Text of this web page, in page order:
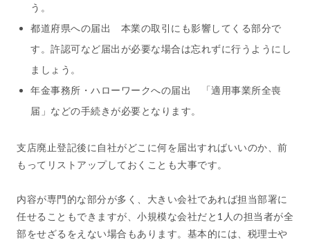
う。
都道府県への届出 本業の取引にも影響してくる部分で
す。許認可など届出が必要な場合は忘れずに行うようにし
ましょう。
年金事務所・ハローワークへの届出 「適用事業所全喪
届」などの手続きが必要となります。
支店廃止登記後に自社がどこに何を届出すればいいのか、前
もってリストアップしておくことも大事です。
内容が専門的な部分が多く、大きい会社であれば担当部署に
任せることもできますが、小規模な会社だと1人の担当者が全
部をせざるをえない場合もあります。基本的には、税理士や